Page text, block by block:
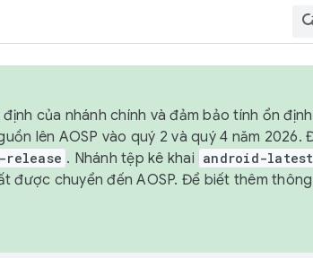
của nhánh chính và đảm bảo tính ổn
lên AOSP vào quý 2 và quý 4 năm
. Nhánh tệp kê khai android-
được chuyển đến AOSP. Để biết thêm